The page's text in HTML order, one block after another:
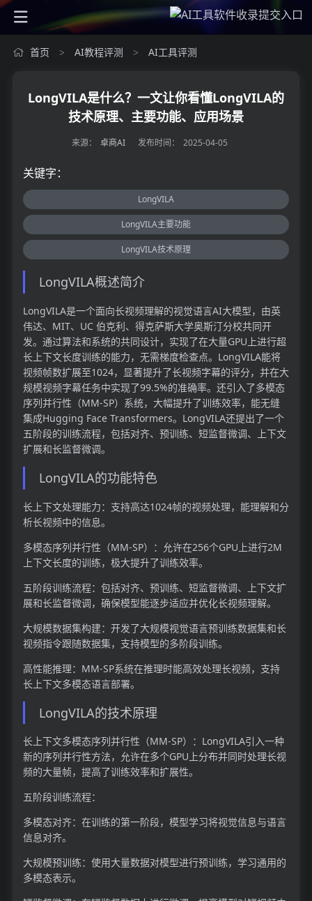
首页 > AI教程评测 > AI工具评测
LongVILA是什么？一文让你看懂LongVILA的
技术原理、主要功能、应用场景
来源： 卓商AI 发布时间： 2025-04-05
关键字：
LongVILA
LongVILA主要功能
LongVILA技术原理
LongVILA概述简介
LongVILA是一个面向长视频理解的视觉语言AI大模型，由英
伟达、MIT、UC 伯克利、得克萨斯大学奥斯汀分校共同开
发。通过算法和系统的共同设计，实现了在大量GPU上进行超
长上下文长度训练的能力，无需梯度检查点。LongVILA能将
视频帧数扩展至1024，显著提升了长视频字幕的评分，并在大
规模视频字幕任务中实现了99.5%的准确率。还引入了多模态
序列并行性（MM-SP）系统，大幅提升了训练效率，能无缝
集成Hugging Face Transformers。LongVILA还提出了一个
五阶段的训练流程，包括对齐、预训练、短监督微调、上下文
扩展和长监督微调。
LongVILA的功能特色
长上下文处理能力：支持高达1024帧的视频处理，能理解和分
析长视频中的信息。
多模态序列并行性（MM-SP）：允许在256个GPU上进行2M
上下文长度的训练，极大提升了训练效率。
五阶段训练流程：包括对齐、预训练、短监督微调、上下文扩
展和长监督微调，确保模型能逐步适应并优化长视频理解。
大规模数据集构建：开发了大规模视觉语言预训练数据集和长
视频指令跟随数据集，支持模型的多阶段训练。
高性能推理：MM-SP系统在推理时能高效处理长视频，支持
长上下文多模态语言部署。
LongVILA的技术原理
长上下文多模态序列并行性（MM-SP）：LongVILA引入一种
新的序列并行性方法，允许在多个GPU上分布并同时处理长视
频的大量帧，提高了训练效率和扩展性。
五阶段训练流程：
多模态对齐：在训练的第一阶段，模型学习将视觉信息与语言
信息对齐。
大规模预训练：使用大量数据对模型进行预训练，学习通用的
多模态表示。